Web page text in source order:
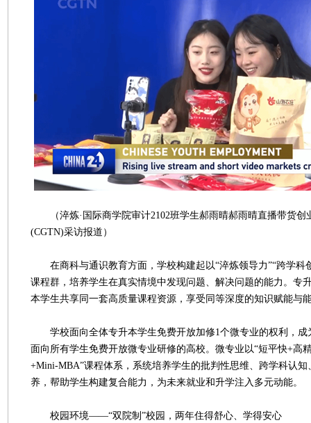
（淬炼·国际商学院审计2102班学生郝雨晴郝雨晴直播带货创
(CGTN)采访报道）
在商科与通识教育方面，学校构建起以“淬炼领导力”“跨学科
课程群，培养学生在真实情境中发现问题、解决问题的能力。专
本学生共享同一套高质量课程资源，享受同等深度的知识赋能与
学校面向全体专升本学生免费开放加修1个微专业的权利，成
面向所有学生免费开放微专业研修的高校。微专业以“短平快+高
+Mini-MBA”课程体系，系统培养学生的批判性思维、跨学科认
养，帮助学生构建复合能力，为未来就业和升学注入多元动能。
校园环境——“双院制”校园，两年住得舒心、学得安心